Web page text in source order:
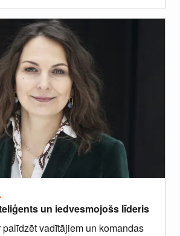
un iedvesmojošs līderis
palīdzēt vadītājiem un komandas